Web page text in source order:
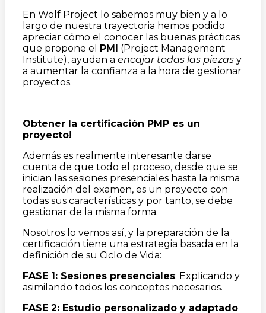
En Wolf Project lo sabemos muy bien y a lo
largo de nuestra trayectoria hemos podido
apreciar cómo el conocer las buenas prácticas
que propone el PMI (Project Management
Institute), ayudan a encajar todas las piezas y
a aumentar la confianza a la hora de gestionar
proyectos.
Obtener la certificación PMP es un
proyecto!
Además es realmente interesante darse
cuenta de que todo el proceso, desde que se
inician las sesiones presenciales hasta la misma
realización del examen, es un proyecto con
todas sus características y por tanto, se debe
gestionar de la misma forma.
Nosotros lo vemos así, y la preparación de la
certificación tiene una estrategia basada en la
definición de su Ciclo de Vida:
FASE 1: Sesiones presenciales: Explicando y
asimilando todos los conceptos necesarios.
FASE 2: Estudio personalizado y adaptado